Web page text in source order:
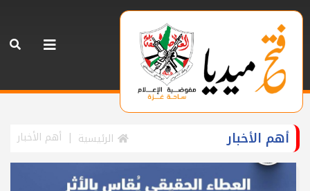
أهم الأخبار الرئيسية أهم الأخبار